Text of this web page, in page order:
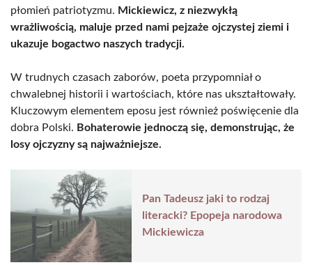
płomień patriotyzmu. Mickiewicz, z niezwykłą
wrażliwością, maluje przed nami pejzaże ojczystej ziemi i
ukazuje bogactwo naszych tradycji.
W trudnych czasach zaborów, poeta przypomniał o
chwalebnej historii i wartościach, które nas ukształtowały.
Kluczowym elementem eposu jest również poświęcenie dla
dobra Polski. Bohaterowie jednoczą się, demonstrując, że
losy ojczyzny są najważniejsze.
Pan Tadeusz jaki to rodzaj
literacki? Epopeja narodowa
Mickiewicza